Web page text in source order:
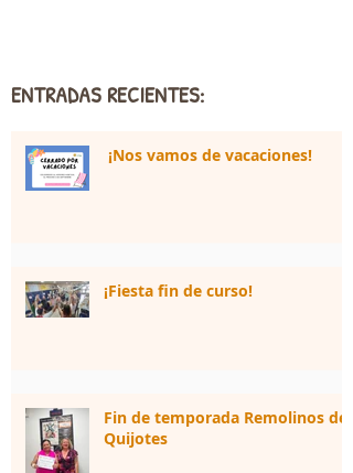
ENTRADAS RECIENTES:
¡Nos vamos de vacaciones!
¡Fiesta fin de curso!
Fin de temporada Remolinos de
Quijotes